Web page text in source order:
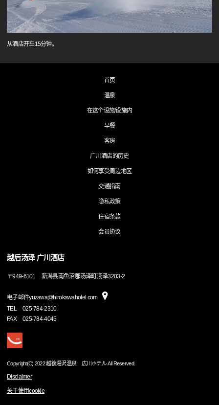
从酒店开车15分钟。
首页
温泉
在这个设施/设施内
早餐
客房
广川酒店的历史
如何享受周边地区
交通指南
隐私政策
住宿条款
会员协议
越后汤泽 广川酒店
〒949-6101 新潟县南鱼沼郡汤泽町汤泽3203-2
电子邮件yuzawa@hirokawahotel.com
TEL
025-784-2310
FAX
025-784-4045
Copyright(C) 2022 越後湯沢温泉 広川ホテル All Reserved.
Disclaimer
关于使用cookie